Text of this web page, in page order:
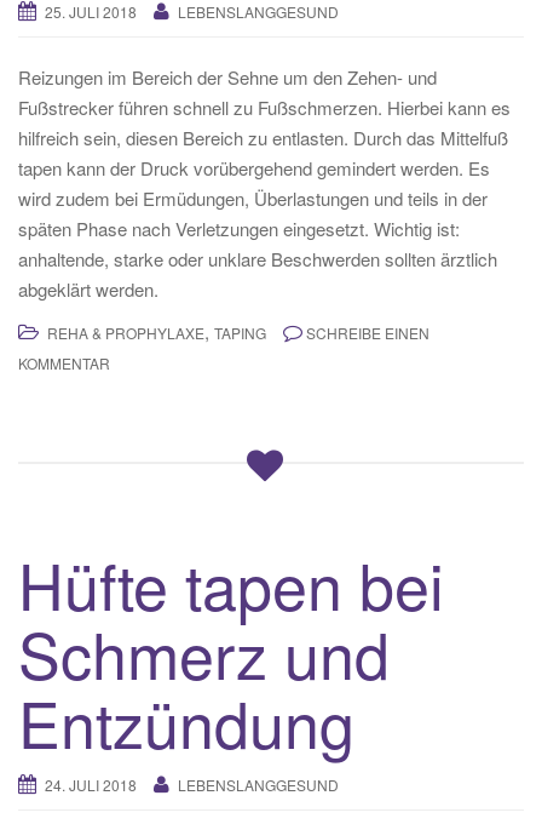
25. JULI 2018 LEBENSLANGGESUND
Reizungen im Bereich der Sehne um den Zehen- und
Fußstrecker führen schnell zu Fußschmerzen. Hierbei kann es
hilfreich sein, diesen Bereich zu entlasten. Durch das Mittelfuß
tapen kann der Druck vorübergehend gemindert werden. Es
wird zudem bei Ermüdungen, Überlastungen und teils in der
späten Phase nach Verletzungen eingesetzt. Wichtig ist:
anhaltende, starke oder unklare Beschwerden sollten ärztlich
abgeklärt werden.
REHA & PROPHYLAXE, TAPING
SCHREIBE EINEN
KOMMENTAR
Hüfte tapen bei
Schmerz und
Entzündung
24. JULI 2018 LEBENSLANGGESUND